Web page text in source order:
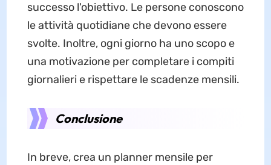
successo l'obiettivo. Le persone conoscono
le attività quotidiane che devono essere
svolte. Inoltre, ogni giorno ha uno scopo e
una motivazione per completare i compiti
giornalieri e rispettare le scadenze mensili.
Conclusione
In breve, crea un planner mensile per